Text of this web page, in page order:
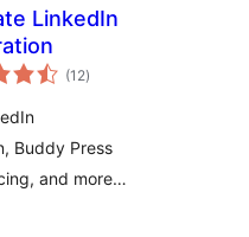
LinkedIn
(12valoracións
totais
)
Buddy Press
and more…